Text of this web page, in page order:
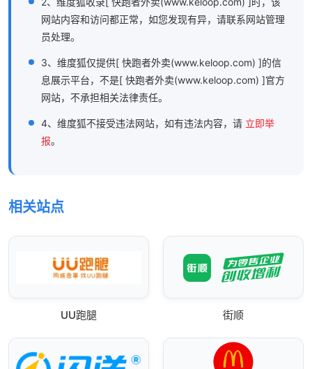
网站内容和访问都正常，如您发现有异，请联系网站管理
员处理。
3、维度狐仅提供[ 快跑者外卖(www.keloop.com) ]的信
息展示平台，不是[ 快跑者外卖(www.keloop.com) ]官方
网站，不承担相关法律责任。
4、维度狐不接受违法网站，如有违法内容，请 立即举
报。
相关站点
UU跑腿 街顺